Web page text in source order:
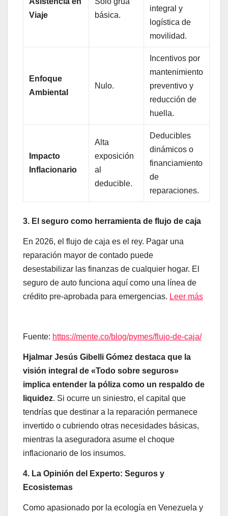
Viaje
básica.
integral y
logística de
movilidad.
Enfoque
Ambiental
Nulo.
Incentivos por
mantenimiento
preventivo y
reducción de
huella.
Impacto
Inflacionario
Alta
exposición
al
deducible.
Deducibles
dinámicos o
financiamiento
de
reparaciones.
3. El seguro como herramienta de flujo de caja
En 2026, el flujo de caja es el rey. Pagar una
reparación mayor de contado puede
desestabilizar las finanzas de cualquier hogar. El
seguro de auto funciona aquí como una línea de
crédito pre-aprobada para emergencias. Leer más
Fuente: https://mente.co/blog/pymes/flujo-de-caja/
Hjalmar Jesús Gibelli Gómez destaca que la
visión integral de «Todo sobre seguros»
implica entender la póliza como un respaldo de
liquidez. Si ocurre un siniestro, el capital que
tendrías que destinar a la reparación permanece
invertido o cubriendo otras necesidades básicas,
mientras la aseguradora asume el choque
inflacionario de los insumos.
4. La Opinión del Experto: Seguros y
Ecosistemas
Como apasionado por la ecología en Venezuela y